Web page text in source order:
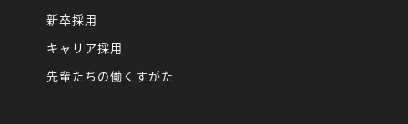
新卒採用
キャリア採用
先輩たちの働くすがた